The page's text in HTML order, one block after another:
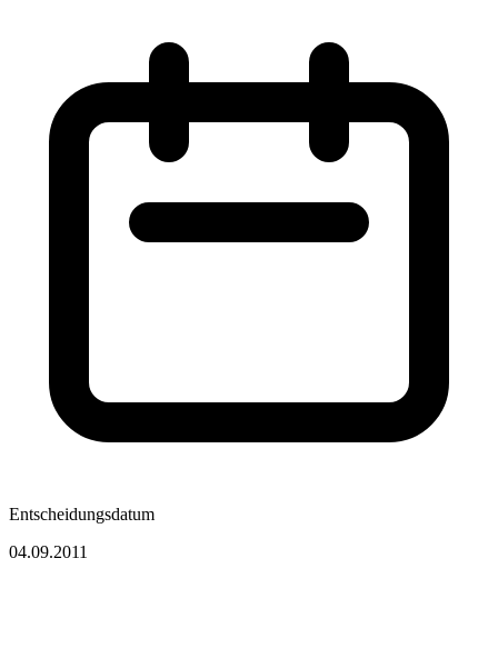
Entscheidungsdatum
04.09.2011